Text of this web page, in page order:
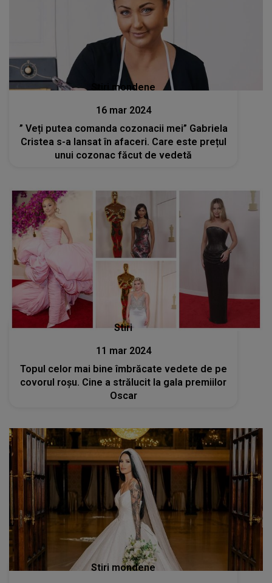
Stiri mondene
16 mar 2024
” Veți putea comanda cozonacii mei” Gabriela
Cristea s-a lansat în afaceri. Care este prețul
unui cozonac făcut de vedetă
Stiri
11 mar 2024
Topul celor mai bine îmbrăcate vedete de pe
covorul roșu. Cine a strălucit la gala premiilor
Oscar
Stiri mondene